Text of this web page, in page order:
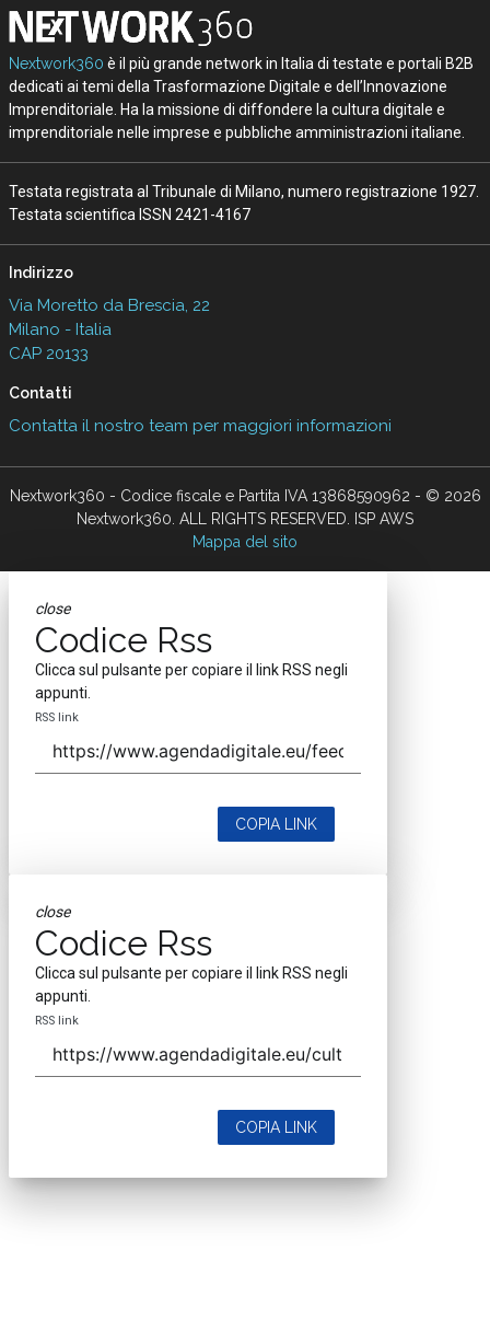
Nextwork360 è il più grande network in Italia di testate e portali B2B
dedicati ai temi della Trasformazione Digitale e dell’Innovazione
Imprenditoriale. Ha la missione di diffondere la cultura digitale e
imprenditoriale nelle imprese e pubbliche amministrazioni italiane.
Testata registrata al Tribunale di Milano, numero registrazione 1927.
Testata scientifica ISSN 2421-4167
Indirizzo
Via Moretto da Brescia, 22
Milano - Italia
CAP 20133
Contatti
Contatta il nostro team per maggiori informazioni
Nextwork360 - Codice fiscale e Partita IVA 13868590962 - © 2026
Nextwork360. ALL RIGHTS RESERVED. ISP AWS
Mappa del sito
close
Codice Rss
Clicca sul pulsante per copiare il link RSS negli
appunti.
RSS link
COPIA LINK
close
Codice Rss
Clicca sul pulsante per copiare il link RSS negli
appunti.
RSS link
COPIA LINK